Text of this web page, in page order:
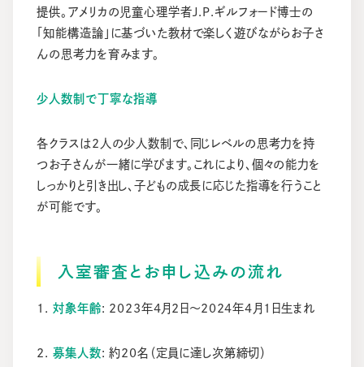
提供。アメリカの児童心理学者J.P.ギルフォード博士の
「知能構造論」に基づいた教材で楽しく遊びながらお子さ
んの思考力を育みます。
少人数制で丁寧な指導
各クラスは2人の少人数制で、同じレベルの思考力を持
つお子さんが一緒に学びます。これにより、個々の能力を
しっかりと引き出し、子どもの成長に応じた指導を行うこと
が可能です。
入室審査とお申し込みの流れ
1.対象年齢: 2023年4月2日～2024年4月1日生まれ
2.募集人数: 約20名（定員に達し次第締切）